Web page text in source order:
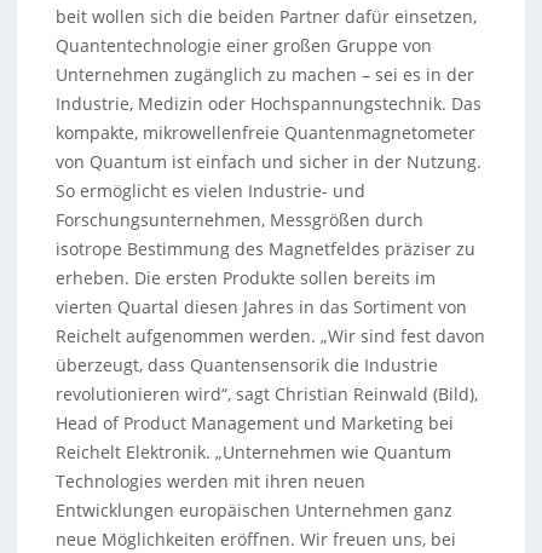
beit wollen sich die beiden Partner dafür einsetzen,
Quantentechnologie einer großen Gruppe von
Unternehmen zugänglich zu machen – sei es in der
Industrie, Medizin oder Hochspannungstechnik. Das
kompakte, mikrowellenfreie Quantenmagnetometer
von Quantum ist einfach und sicher in der Nutzung.
So ermöglicht es vielen Industrie- und
Forschungsunternehmen, Messgrößen durch
isotrope Bestimmung des Magnetfeldes präziser zu
erheben. Die ersten Produkte sollen bereits im
vierten Quartal diesen Jahres in das Sortiment von
Reichelt aufgenommen werden. „Wir sind fest davon
überzeugt, dass Quantensensorik die Industrie
revolutionieren wird“, sagt Christian Reinwald (Bild),
Head of Product Management und Marketing bei
Reichelt Elektronik. „Unternehmen wie Quantum
Technologies werden mit ihren neuen
Entwicklungen europäischen Unternehmen ganz
neue Möglichkeiten eröffnen. Wir freuen uns, bei